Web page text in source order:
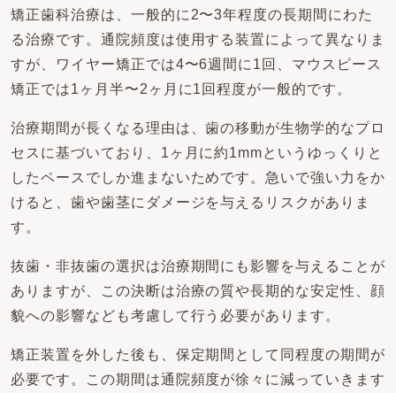
矯正歯科治療は、一般的に2〜3年程度の長期間にわた
る治療です。通院頻度は使用する装置によって異なりま
すが、ワイヤー矯正では4〜6週間に1回、マウスピース
矯正では1ヶ月半〜2ヶ月に1回程度が一般的です。
治療期間が長くなる理由は、歯の移動が生物学的なプロ
セスに基づいており、1ヶ月に約1mmというゆっくりと
したペースでしか進まないためです。急いで強い力をか
けると、歯や歯茎にダメージを与えるリスクがありま
す。
抜歯・非抜歯の選択は治療期間にも影響を与えることが
ありますが、この決断は治療の質や長期的な安定性、顔
貌への影響なども考慮して行う必要があります。
矯正装置を外した後も、保定期間として同程度の期間が
必要です。この期間は通院頻度が徐々に減っていきます